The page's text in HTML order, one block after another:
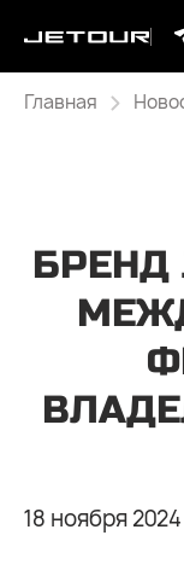
Главная
БРЕНД
18 ноября 2024